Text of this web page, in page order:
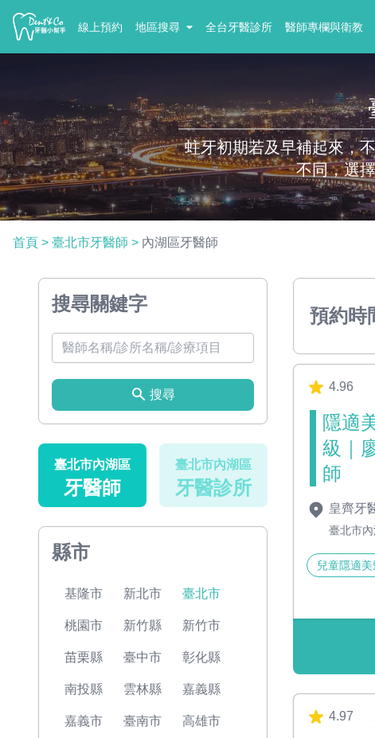
線上預約 地區搜尋 全台牙醫診所 醫師專欄與衛教
蛀牙初期若及早補起來，
不同，選
首頁 > 臺北市牙醫師 > 內湖區牙醫師
搜尋關鍵字
搜尋
臺北市內湖區
牙醫師
臺北市內湖區
牙醫診所
縣市
基隆市 新北市 臺北市
桃園市 新竹縣 新竹市
苗栗縣 臺中市 彰化縣
南投縣 雲林縣 嘉義縣
嘉義市 臺南市 高雄市
預約時
4.96
隱適
級｜
師
皇齊牙
臺北市
兒童隱適美
4.97